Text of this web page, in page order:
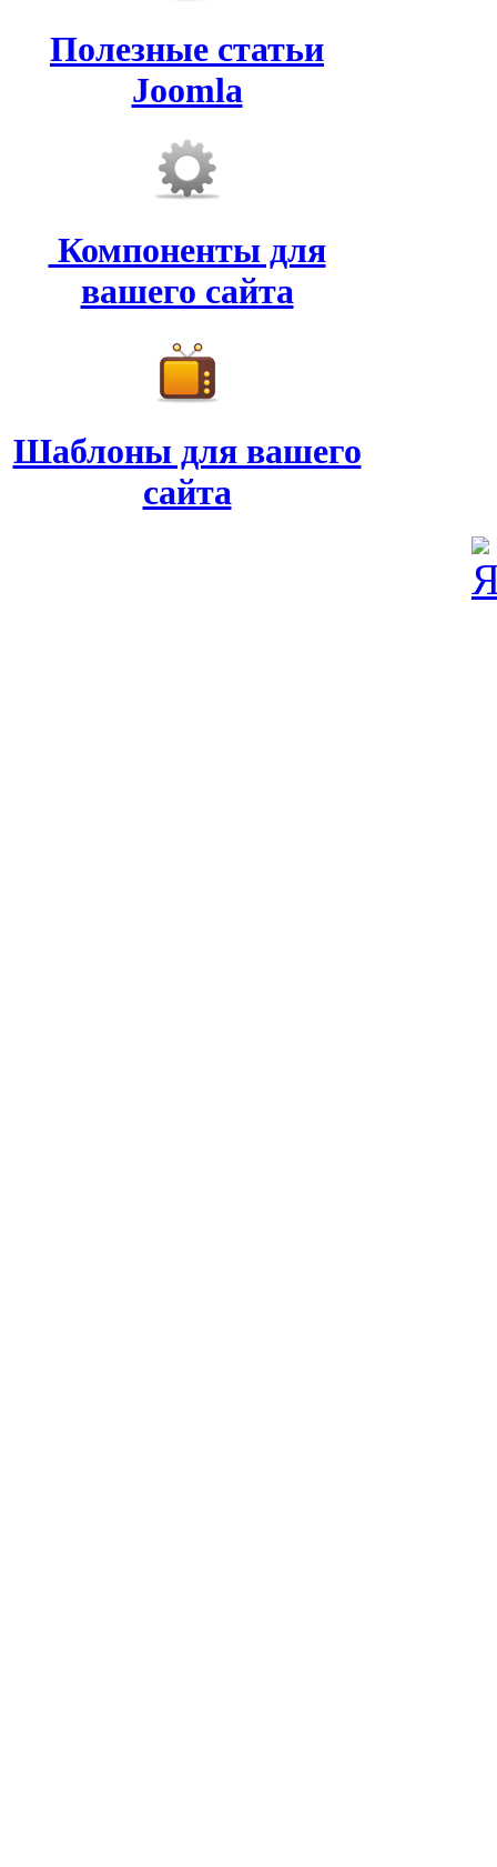
Полезные статьи
Joomla
Компоненты для
вашего сайта
Шаблоны для вашего
сайта